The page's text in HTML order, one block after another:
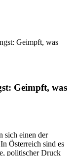
Geimpft, was
Geimpft, was
sich einen der
Österreich sind es
politischer Druck